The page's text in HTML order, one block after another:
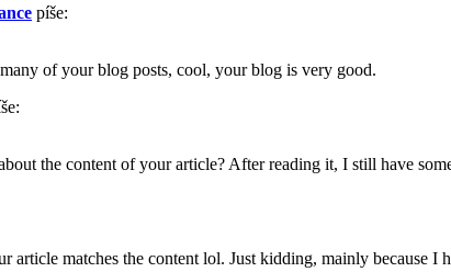
píše:
of your blog posts, cool, your blog is very good.
the content of your article? After reading it, I still have
article matches the content lol. Just kidding, mainly because I